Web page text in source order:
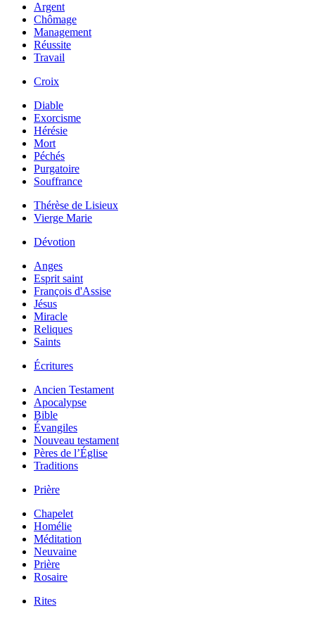
Argent
Chômage
Management
Réussite
Travail
Croix
Diable
Exorcisme
Hérésie
Mort
Péchés
Purgatoire
Souffrance
Thérèse de Lisieux
Vierge Marie
Dévotion
Anges
Esprit saint
François d'Assise
Jésus
Miracle
Reliques
Saints
Écritures
Ancien Testament
Apocalypse
Bible
Évangiles
Nouveau testament
Pères de l’Église
Traditions
Prière
Chapelet
Homélie
Méditation
Neuvaine
Prière
Rosaire
Rites